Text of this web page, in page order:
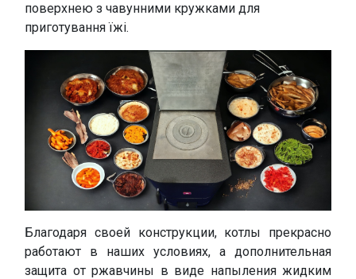
поверхнею з чавунними кружками для
приготування їжі.
Благодаря своей конструкции, котлы прекрасно
работают в наших условиях, а дополнительная
защита от ржавчины в виде напыления жидким